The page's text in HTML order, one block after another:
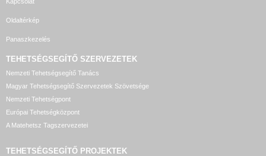
Oldaltérkép
Panaszkezelés
TEHETSÉGSEGÍTŐ SZERVEZETEK
Nemzeti Tehetségsegítő Tanács
Magyar Tehetségsegítő Szervezetek Szövetsége
Nemzeti Tehetségpont
Európai Tehetségközpont
A Matehetsz Tagszervezetei
TEHETSÉGSEGÍTŐ PROJEKTEK